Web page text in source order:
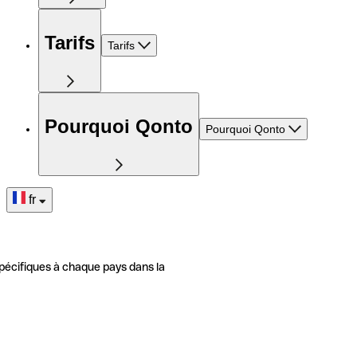
Tarifs Tarifs
Pourquoi Qonto Pourquoi Qonto
fr
à chaque pays dans la